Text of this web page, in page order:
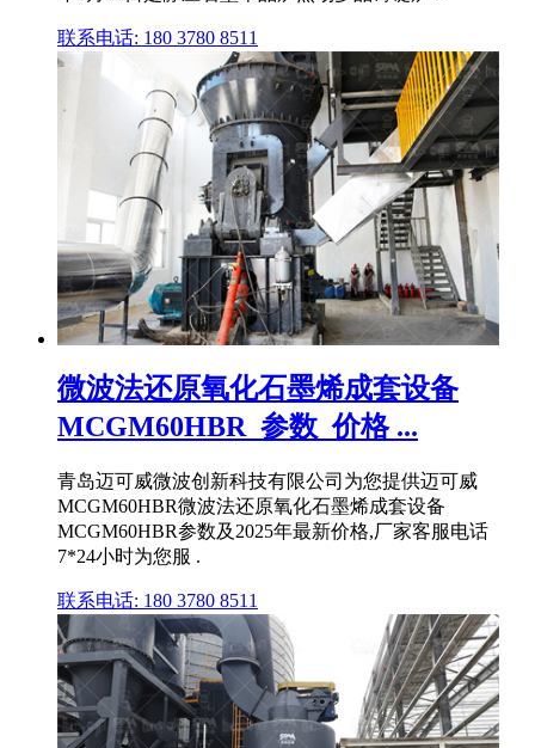
联系电话: 180 3780 8511
微波法还原氧化石墨烯成套设备
MCGM60HBR_参数_价格 ...
青岛迈可威微波创新科技有限公司为您提供迈可威
MCGM60HBR微波法还原氧化石墨烯成套设备
MCGM60HBR参数及2025年最新价格,厂家客服电话
7*24小时为您服 .
联系电话: 180 3780 8511